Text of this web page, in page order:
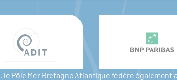
Pôle Mer Bretagne Atlantique fédère